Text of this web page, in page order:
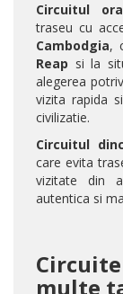
Circuitul
traseu cu
Cambodgia,
Reap si la
alegerea
vizita rapida
civilizatie.
Circuitul
care evita
vizitate din
autentica si
multe